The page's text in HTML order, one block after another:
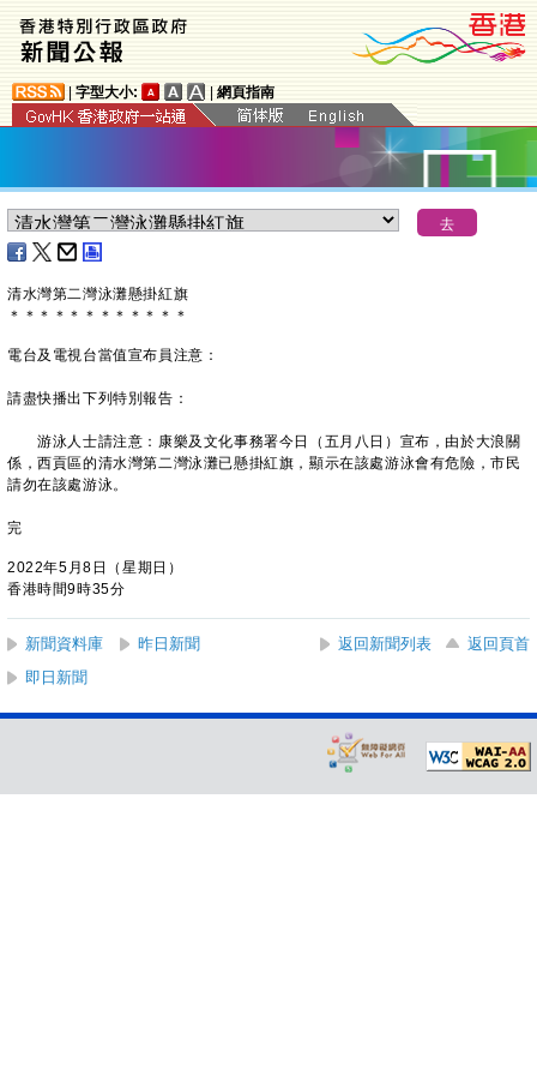
字型大小: 網頁指南
清水灣第二灣泳灘懸掛紅旗
＊ ＊ ＊ ＊ ＊ ＊ ＊ ＊ ＊ ＊ ＊ ＊
電台及電視台當值宣布員注意：
請盡快播出下列特別報告：
游泳人士請注意：康樂及文化事務署今日（五月八日）宣布，由於大浪關
係，西貢區的清水灣第二灣泳灘已懸掛紅旗，顯示在該處游泳會有危險，市民
請勿在該處游泳。
完
2022年5月8日（星期日）
香港時間9時35分
新聞資料庫 昨日新聞 返回新聞列表
返回頁首
即日新聞